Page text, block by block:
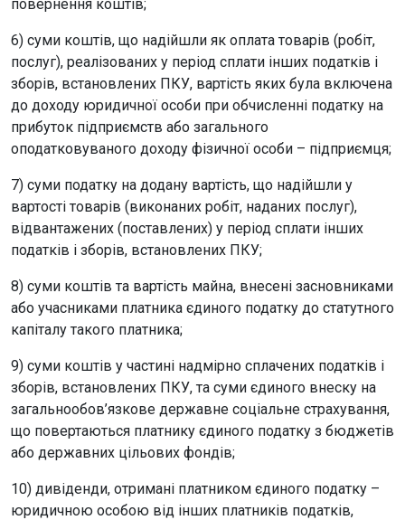
повернення коштів;
6) суми коштів, що надійшли як оплата товарів (робіт,
послуг), реалізованих у період сплати інших податків і
зборів, встановлених ПКУ, вартість яких була включена
до доходу юридичної особи при обчисленні податку на
прибуток підприємств або загального
оподатковуваного доходу фізичної особи – підприємця;
7) суми податку на додану вартість, що надійшли у
вартості товарів (виконаних робіт, наданих послуг),
відвантажених (поставлених) у період сплати інших
податків і зборів, встановлених ПКУ;
8) суми коштів та вартість майна, внесені засновниками
або учасниками платника єдиного податку до статутного
капіталу такого платника;
9) суми коштів у частині надмірно сплачених податків і
зборів, встановлених ПКУ, та суми єдиного внеску на
загальнообов’язкове державне соціальне страхування,
що повертаються платнику єдиного податку з бюджетів
або державних цільових фондів;
10) дивіденди, отримані платником єдиного податку –
юридичною особою від інших платників податків,